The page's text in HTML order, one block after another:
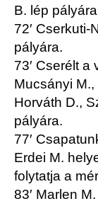
B. lép
72′ Cserkuti-
pályára.
73′ Cserélt a
Mucsányi
Horváth D.,
pályára.
77′
Erdei M.
folytatja a
83′ Marlen